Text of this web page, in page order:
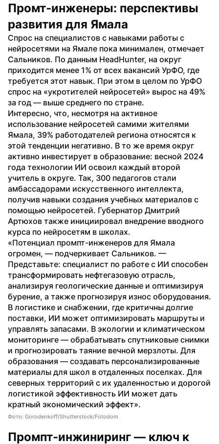
Промт-инженеры: перспективы
развития для Ямала
Спрос на специалистов с навыками работы с
нейросетями на Ямале пока минимален, отмечает
Сальников. По данным HeadHunter, на округ
приходится менее 1% от всех вакансий УрФО, где
требуется этот навык. При этом в целом по УрФО
спрос на «укротителей нейросетей» вырос на 49%
за год — выше среднего по стране.
Интересно, что, несмотря на активное
использование нейросетей самими жителями
Ямала, 39% работодателей региона относятся к
этой тенденции негативно. В то же время округ
активно инвестирует в образование: весной 2024
года технологии ИИ освоил каждый второй
учитель в округе. Так, 300 педагогов стали
амбассадорами искусственного интеллекта,
получив навыки создания учебных материалов с
помощью нейросетей. Губернатор Дмитрий
Артюхов также инициировал внедрение вводного
курса по нейросетям в школах.
«Потенциал промпт-инженеров для Ямала
огромен, — подчеркивает Сальников. —
Представьте: специалист по работе с ИИ способен
трансформировать нефтегазовую отрасль,
анализируя геологические данные и оптимизируя
бурение, а также прогнозируя износ оборудования.
В логистике и снабжении, где критичны долгие
поставки, ИИ может оптимизировать маршруты и
управлять запасами. В экологии и климатическом
мониторинге — обрабатывать спутниковые снимки
и прогнозировать таяние вечной мерзлоты. Для
образования — создавать персонализированные
материалы для школ в отдаленных поселках. Для
северных территорий с их удаленностью и дорогой
логистикой эффективность ИИ может дать
кратный экономический эффект».
Фото: Gorodenkoff/Shutterstock/Fotodom
Промпт-инжиниринг — ключ к